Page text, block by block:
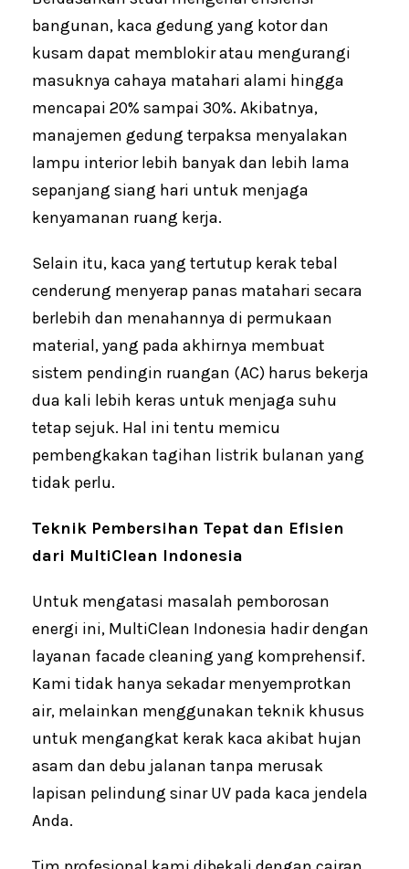
bangunan, kaca gedung yang kotor dan
kusam dapat memblokir atau mengurangi
masuknya cahaya matahari alami hingga
mencapai 20% sampai 30%. Akibatnya,
manajemen gedung terpaksa menyalakan
lampu interior lebih banyak dan lebih lama
sepanjang siang hari untuk menjaga
kenyamanan ruang kerja.
Selain itu, kaca yang tertutup kerak tebal
cenderung menyerap panas matahari secara
berlebih dan menahannya di permukaan
material, yang pada akhirnya membuat
sistem pendingin ruangan (AC) harus bekerja
dua kali lebih keras untuk menjaga suhu
tetap sejuk. Hal ini tentu memicu
pembengkakan tagihan listrik bulanan yang
tidak perlu.
Teknik Pembersihan Tepat dan Efisien
dari MultiClean Indonesia
Untuk mengatasi masalah pemborosan
energi ini, MultiClean Indonesia hadir dengan
layanan facade cleaning yang komprehensif.
Kami tidak hanya sekadar menyemprotkan
air, melainkan menggunakan teknik khusus
untuk mengangkat kerak kaca akibat hujan
asam dan debu jalanan tanpa merusak
lapisan pelindung sinar UV pada kaca jendela
Anda.